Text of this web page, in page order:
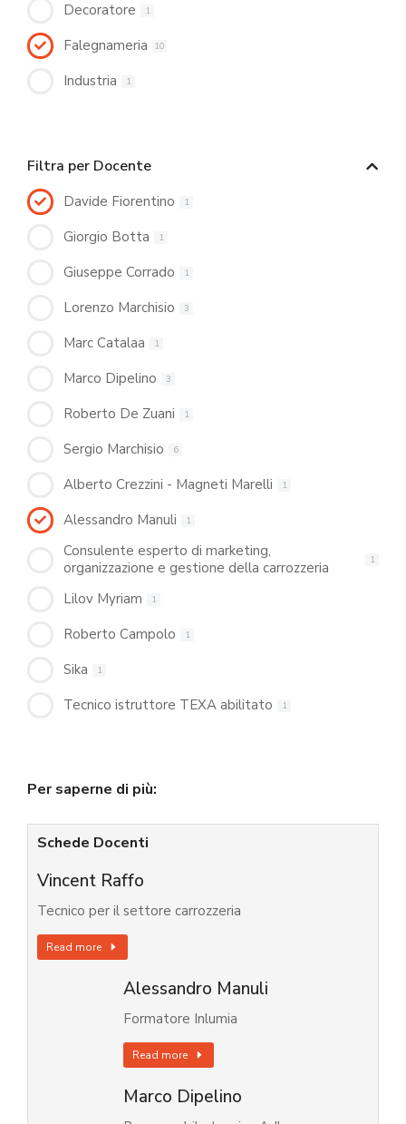
Decoratore 1
Falegnameria 10
Industria 1
Filtra per Docente
Davide Fiorentino 1
Giorgio Botta 1
Giuseppe Corrado 1
Lorenzo Marchisio 3
Marc Catalaa 1
Marco Dipelino 3
Roberto De Zuani 1
Sergio Marchisio 6
Alberto Crezzini - Magneti Marelli 1
Alessandro Manuli 1
Consulente esperto di marketing,
organizzazione e gestione della carrozzeria
1
Lilov Myriam 1
Roberto Campolo 1
Sika 1
Tecnico istruttore TEXA abilitato 1
Per saperne di più:
Schede Docenti
Vincent Raffo
Tecnico per il settore carrozzeria
Read more
Alessandro Manuli
Formatore Inlumia
Read more
Marco Dipelino